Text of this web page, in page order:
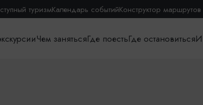
туризмКалендарь событийКонструктор маршрутов
Чем занятьсяГде поестьГде остановиться